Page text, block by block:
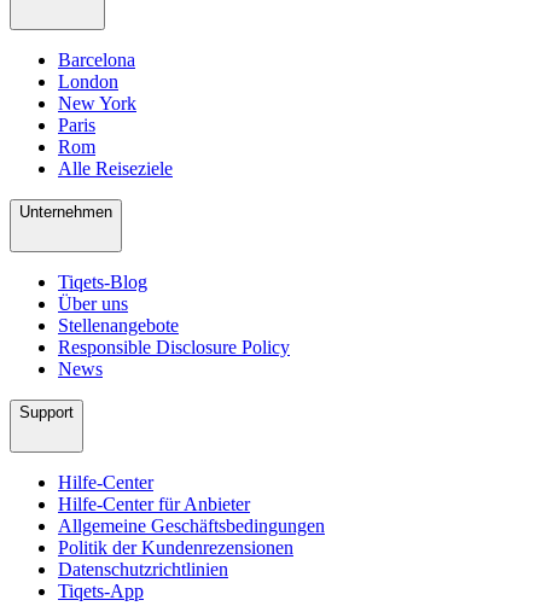
Barcelona
London
New York
Paris
Rom
Alle Reiseziele
Unternehmen
Tiqets-Blog
Über uns
Stellenangebote
Responsible Disclosure Policy
News
Support
Hilfe-Center
Hilfe-Center für Anbieter
Allgemeine Geschäftsbedingungen
Politik der Kundenrezensionen
Datenschutzrichtlinien
Tiqets-App